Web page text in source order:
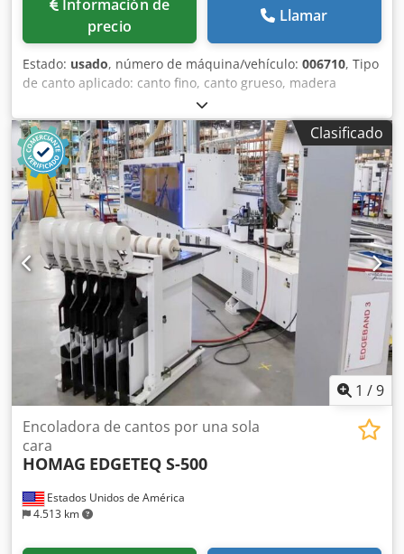
Información de
precio
Llamar
Estado: usado, número de máquina/vehículo: 006710, Tipo
de canto aplicado: canto fino, canto grueso, madera
maciza, chapa de madera Sistema de pegado: EVA, aire
caliente Fresado de juntas: sí Unidad multifuncional: sí
Velocidad máx. Velocidad de desplazamiento: 11 m/min
Cedpfx Aeqy Em Tjmuoha
Clasificado
1 /9
Estados Unidos de América
4.513 km
Encoladora de cantos por una sola
cara
HOMAG EDGETEQ S-500